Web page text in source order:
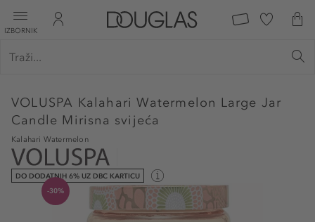
IZBORNIK
VOLUSPA Kalahari Watermelon Large Jar
Candle Mirisna svijeća
Kalahari Watermelon
DO DODATNIH 6% UZ DBC KARTICU
-30%